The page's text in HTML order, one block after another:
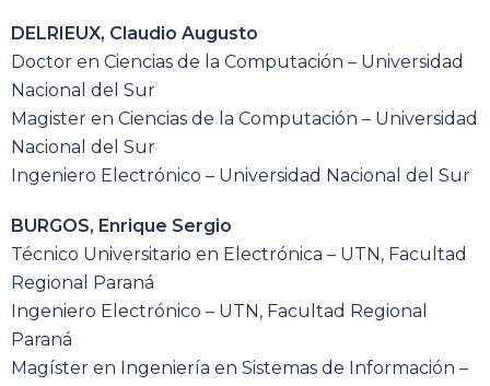
DELRIEUX, Claudio Augusto
Doctor en Ciencias de la Computación – Universidad
Nacional del Sur
Magister en Ciencias de la Computación – Universidad
Nacional del Sur
Ingeniero Electrónico – Universidad Nacional del Sur
BURGOS, Enrique Sergio
Técnico Universitario en Electrónica – UTN, Facultad
Regional Paraná
Ingeniero Electrónico – UTN, Facultad Regional
Paraná
Magíster en Ingeniería en Sistemas de Información –